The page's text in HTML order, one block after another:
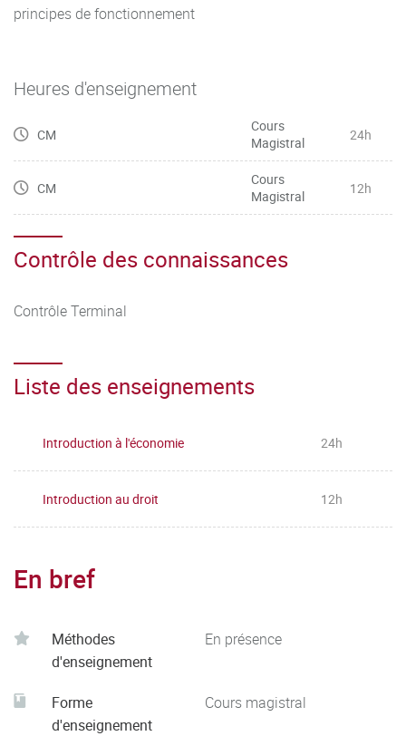
principes de fonctionnement
Heures d'enseignement
CM
Cours
Magistral
24h
CM
Cours
Magistral
12h
Contrôle des connaissances
Contrôle Terminal
Liste des enseignements
Introduction à l'économie 24h
Introduction au droit 12h
En bref
Méthodes
d'enseignement
En présence
Forme
d'enseignement
Cours magistral